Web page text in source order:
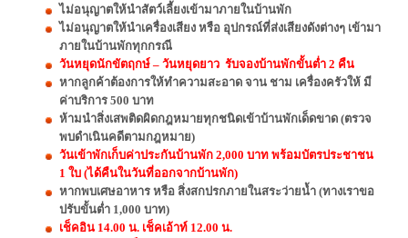
ไม่อนุญาตให้นำสัตว์เลี้ยงเข้ามาภายในบ้านพัก
ไม่อนุญาตให้นำเครื่องเสียง หรือ อุปกรณ์ที่ส่งเสียงดังต่างๆ เข้ามา
ภายในบ้านพักทุกกรณี
วันหยุดนักขัตฤกษ์ – วันหยุดยาว รับจองบ้านพักขั้นต่ำ 2 คืน
หากลูกค้าต้องการให้ทำความสะอาด จาน ชาม เครื่องครัวให้ มี
ค่าบริการ 500 บาท
ห้ามนำสิ่งเสพติดผิดกฎหมายทุกชนิดเข้าบ้านพักเด็ดขาด (ตรวจ
พบดำเนินคดีตามกฎหมาย)
วันเข้าพักเก็บค่าประกันบ้านพัก 2,000 บาท พร้อมบัตรประชาชน
1 ใบ (ได้คืนในวันที่ออกจากบ้านพัก)
หากพบเศษอาหาร หรือ สิ่งสกปรกภายในสระว่ายน้ำ (ทางเราขอ
ปรับขั้นต่ำ 1,000 บาท)
เช็คอิน 14.00 น. เช็คเอ้าท์ 12.00 น.